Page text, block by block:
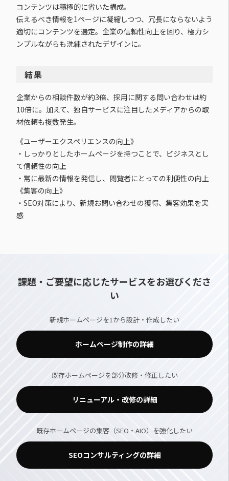
コンテンツは積極的に省いた構成。
伝えるべき情報を1ページに凝縮しつつ、冗長にならないよう
適切にコンテンツを選定。企業の信頼性向上を図り、極力シ
ンプルながらも洗練されたデザインに。
結果
企業からの相談件数が約3倍、採用に関する問い合わせは約
10倍に。加えて、独自サービスに注目したメディアからの取
材依頼も複数発生。
《ユーザーエクスペリエンスの向上》
・しっかりとしたホームページを持つことで、ビジネスとし
て信頼性の向上
・常に最新の情報を発信し、閲覧者にとっての利便性の向上
《集客の向上》
・SEO対策により、新規お問い合わせの獲得、集客効果を実
感
課題・ご要望に応じたサービスをお選びくださ
い
新規ホームページを1から設計・作成したい
ホームページ制作の詳細
既存ホームページを部分改修・修正したい
リニューアル・改修の詳細
既存ホームページの集客（SEO・AIO）を強化したい
SEOコンサルティングの詳細